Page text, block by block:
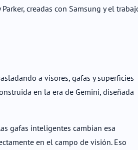
creadas con Samsung y el
a visores, gafas y superficies
en la era de Gemini, diseñada
gafas inteligentes cambian esa
en el campo de visión. Eso